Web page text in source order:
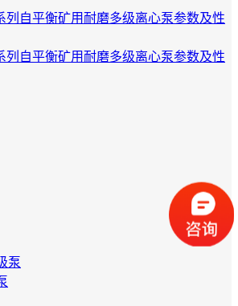
列自平衡矿用耐磨多级离心泵参数及性
列自平衡矿用耐磨多级离心泵参数及性